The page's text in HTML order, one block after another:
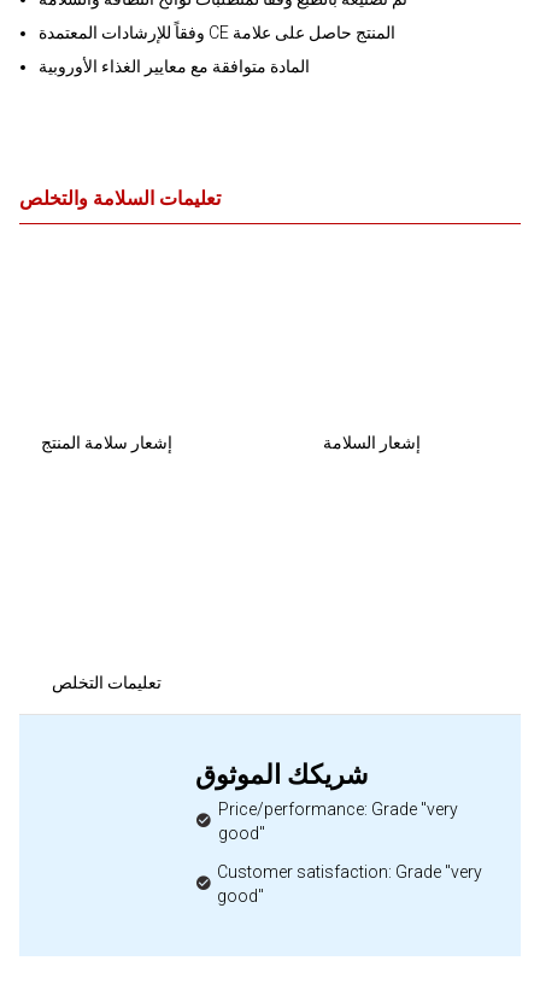
وفقاً للإرشادات المعتمدة CE المنتج حاصل على علامة
المادة متوافقة مع معايير الغذاء الأوروبية
تعليمات السلامة والتخلص
إشعار سلامة المنتج إشعار السلامة
تعليمات التخلص
شريكك الموثوق
Price/performance: Grade "very
good"
Customer satisfaction: Grade "very
good"